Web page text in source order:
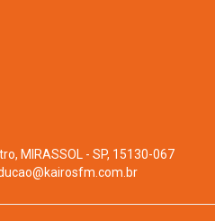
MIRASSOL - SP, 15130-067